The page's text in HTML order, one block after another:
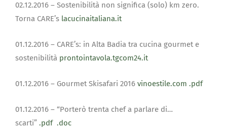
02.12.2016 – Sostenibilità non significa (solo) km zero.
Torna CARE’s lacucinaitaliana.it
01.12.2016 – CAREʼs: in Alta Badia tra cucina gourmet e
sostenibilità prontointavola.tgcom24.it
01.12.2016 – Gourmet Skisafari 2016 vinoestile.com .pdf
01.12.2016 – “Porterò trenta chef a parlare di…
scarti” .pdf .doc